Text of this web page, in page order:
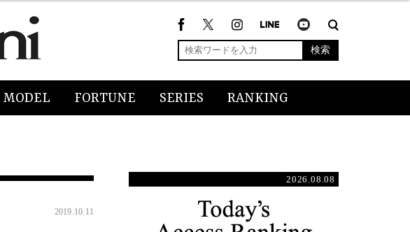
検索
MODEL FORTUNE SERIES RANKING
2019.10.11
2026.08.08